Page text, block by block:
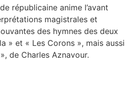
républicaine anime l’avant
magistrales et
des hymnes des deux
» et « Les Corons », mais aussi
de Charles Aznavour.